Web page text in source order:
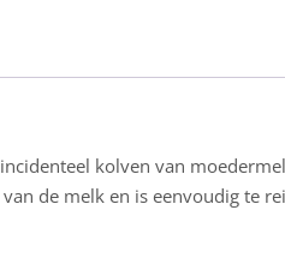
kolven van
de melk en is eenvoudig te